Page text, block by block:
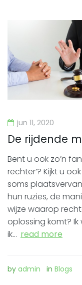
jun 11, 2020
De rijdende
Bent u ook zo’n
rechter’? Kijkt u
soms
hun ruzies, de
wijze waarop
oplossing komt?
ik… read more
by admin in Blogs